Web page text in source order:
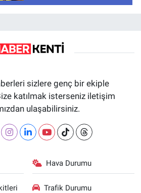
sizlere genç bir ekiple
katılmak isterseniz iletişim
ulaşabilirsiniz.
Hava Durumu
Trafik Durumu